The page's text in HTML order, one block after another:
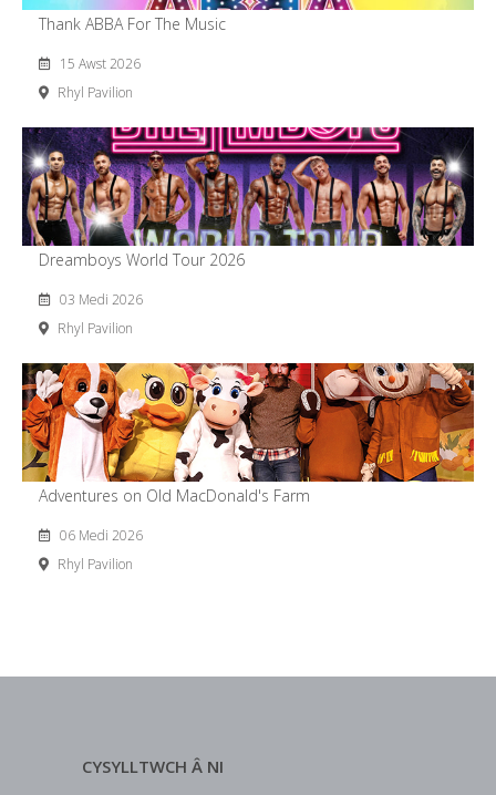
Thank ABBA For The Music
15 Awst 2026
Rhyl Pavilion
Dreamboys World Tour 2026
03 Medi 2026
Rhyl Pavilion
Adventures on Old MacDonald's Farm
06 Medi 2026
Rhyl Pavilion
CYSYLLTWCH Â NI